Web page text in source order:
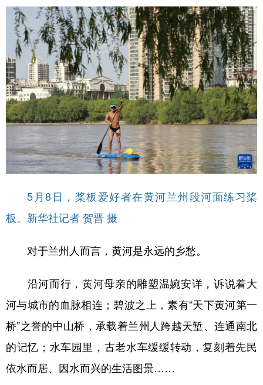
5月8日，桨板爱好者在黄河兰州段河面练习桨
板。新华社记者 贺晋 摄
对于兰州人而言，黄河是永远的乡愁。
沿河而行，黄河母亲的雕塑温婉安详，诉说着大
河与城市的血脉相连；碧波之上，素有“天下黄河第一
桥”之誉的中山桥，承载着兰州人跨越天堑、连通南北
的记忆；水车园里，古老水车缓缓转动，复刻着先民
依水而居、因水而兴的生活图景……